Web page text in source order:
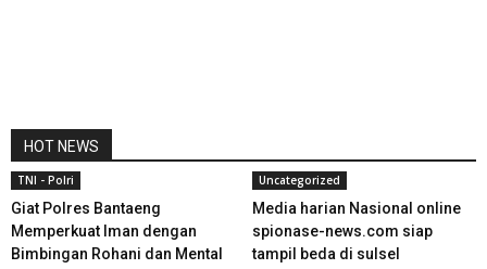
HOT NEWS
TNI - Polri
Giat Polres Bantaeng
Memperkuat Iman dengan
Bimbingan Rohani dan Mental
Uncategorized
Media harian Nasional online
spionase-news.com siap
tampil beda di sulsel